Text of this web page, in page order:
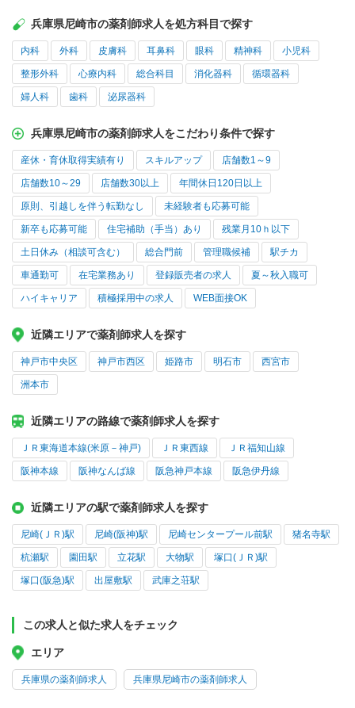
兵庫県尼崎市の薬剤師求人を処方科目で探す
内科 外科 皮膚科 耳鼻科 眼科 精神科 小児科
整形外科 心療内科 総合科目 消化器科 循環器科
婦人科 歯科 泌尿器科
兵庫県尼崎市の薬剤師求人をこだわり条件で探す
産休・育休取得実績有り スキルアップ 店舗数1～9
店舗数10～29 店舗数30以上 年間休日120日以上
原則、引越しを伴う転勤なし 未経験者も応募可能
新卒も応募可能 住宅補助（手当）あり 残業月10ｈ以下
土日休み（相談可含む） 総合門前 管理職候補 駅チカ
車通勤可 在宅業務あり 登録販売者の求人 夏～秋入職可
ハイキャリア 積極採用中の求人 WEB面接OK
近隣エリアで薬剤師求人を探す
神戸市中央区 神戸市西区 姫路市 明石市 西宮市
洲本市
近隣エリアの路線で薬剤師求人を探す
ＪＲ東海道本線(米原－神戸) ＪＲ東西線 ＪＲ福知山線
阪神本線 阪神なんば線 阪急神戸本線 阪急伊丹線
近隣エリアの駅で薬剤師求人を探す
尼崎(ＪＲ)駅 尼崎(阪神)駅 尼崎センタープール前駅 猪名寺駅
杭瀬駅 園田駅 立花駅 大物駅 塚口(ＪＲ)駅
塚口(阪急)駅 出屋敷駅 武庫之荘駅
この求人と似た求人をチェック
エリア
兵庫県の薬剤師求人 兵庫県尼崎市の薬剤師求人